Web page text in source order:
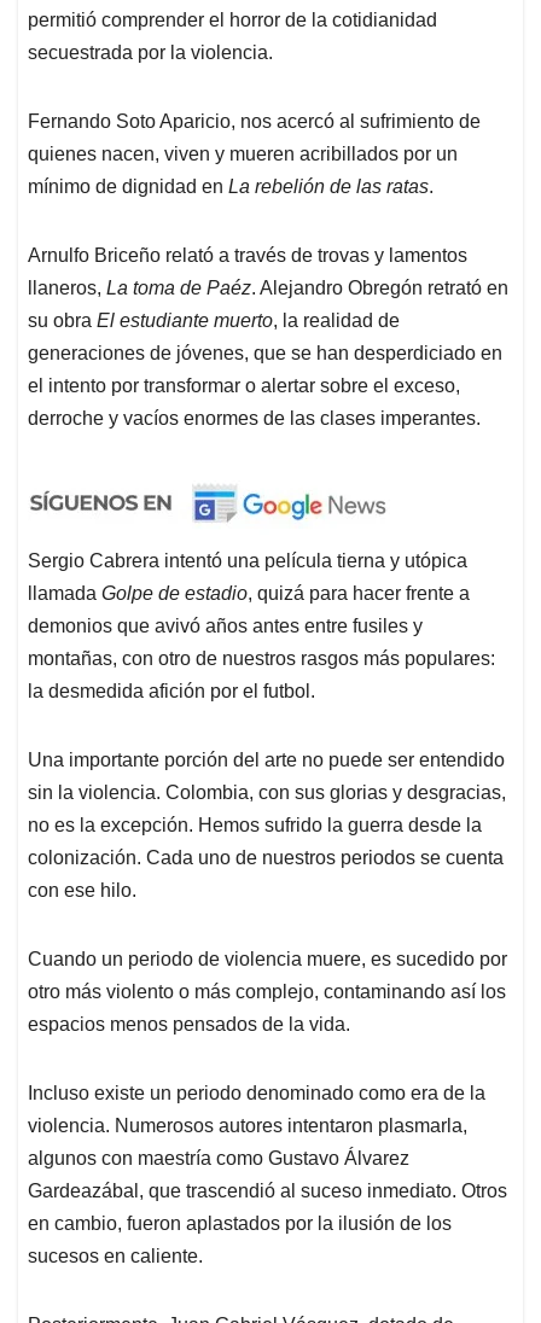
permitió comprender el horror de la cotidianidad
secuestrada por la violencia.
Fernando Soto Aparicio, nos acercó al sufrimiento de
quienes nacen, viven y mueren acribillados por un
mínimo de dignidad en La rebelión de las ratas.
Arnulfo Briceño relató a través de trovas y lamentos
llaneros, La toma de Paéz. Alejandro Obregón retrató en
su obra El estudiante muerto, la realidad de
generaciones de jóvenes, que se han desperdiciado en
el intento por transformar o alertar sobre el exceso,
derroche y vacíos enormes de las clases imperantes.
Sergio Cabrera intentó una película tierna y utópica
llamada Golpe de estadio, quizá para hacer frente a
demonios que avivó años antes entre fusiles y
montañas, con otro de nuestros rasgos más populares:
la desmedida afición por el futbol.
Una importante porción del arte no puede ser entendido
sin la violencia. Colombia, con sus glorias y desgracias,
no es la excepción. Hemos sufrido la guerra desde la
colonización. Cada uno de nuestros periodos se cuenta
con ese hilo.
Cuando un periodo de violencia muere, es sucedido por
otro más violento o más complejo, contaminando así los
espacios menos pensados de la vida.
Incluso existe un periodo denominado como era de la
violencia. Numerosos autores intentaron plasmarla,
algunos con maestría como Gustavo Álvarez
Gardeazábal, que trascendió al suceso inmediato. Otros
en cambio, fueron aplastados por la ilusión de los
sucesos en caliente.